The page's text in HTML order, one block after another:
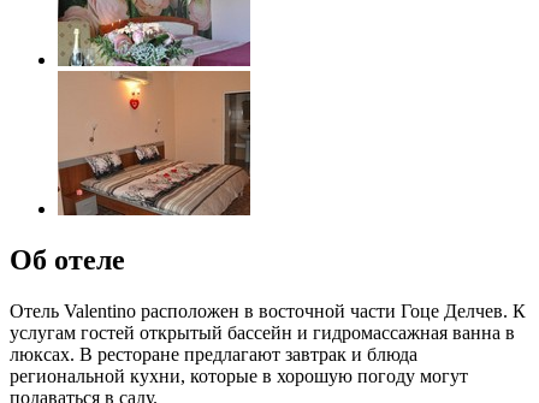
Об отеле
Отель Valentino расположен в восточной части Гоце Делчев. К
услугам гостей открытый бассейн и гидромассажная ванна в
люксах. В ресторане предлагают завтрак и блюда
региональной кухни, которые в хорошую погоду могут
подаваться в саду.